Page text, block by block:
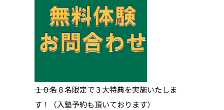
１０名８名限定で３大特典を実施いたしま
す！（入塾予約も頂いております）